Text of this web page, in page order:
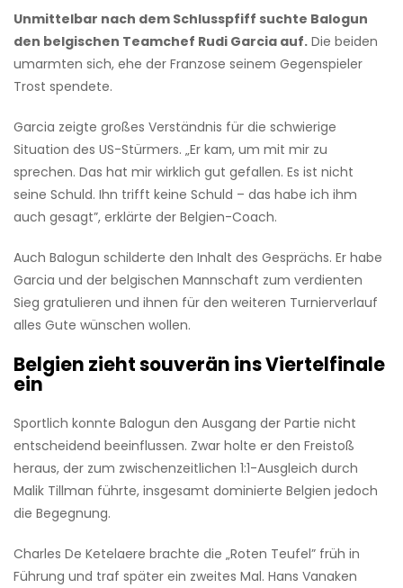
Unmittelbar nach dem Schlusspfiff suchte Balogun
den belgischen Teamchef Rudi Garcia auf. Die beiden
umarmten sich, ehe der Franzose seinem Gegenspieler
Trost spendete.
Garcia zeigte großes Verständnis für die schwierige
Situation des US-Stürmers. „Er kam, um mit mir zu
sprechen. Das hat mir wirklich gut gefallen. Es ist nicht
seine Schuld. Ihn trifft keine Schuld – das habe ich ihm
auch gesagt”, erklärte der Belgien-Coach.
Auch Balogun schilderte den Inhalt des Gesprächs. Er habe
Garcia und der belgischen Mannschaft zum verdienten
Sieg gratulieren und ihnen für den weiteren Turnierverlauf
alles Gute wünschen wollen.
Belgien zieht souverän ins Viertelfinale
ein
Sportlich konnte Balogun den Ausgang der Partie nicht
entscheidend beeinflussen. Zwar holte er den Freistoß
heraus, der zum zwischenzeitlichen 1:1-Ausgleich durch
Malik Tillman führte, insgesamt dominierte Belgien jedoch
die Begegnung.
Charles De Ketelaere brachte die „Roten Teufel” früh in
Führung und traf später ein zweites Mal. Hans Vanaken